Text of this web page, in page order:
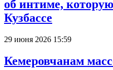
об интиме,
Кузбассе
29 июня 2026 15:59
Кемеровчанам